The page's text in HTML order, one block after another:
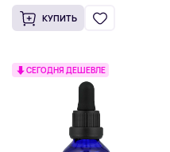
КУПИТЬ
СЕГОДНЯ ДЕШЕВЛЕ